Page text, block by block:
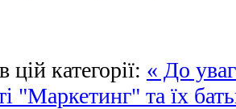
категорії: « До
"Маркетинг" та їх